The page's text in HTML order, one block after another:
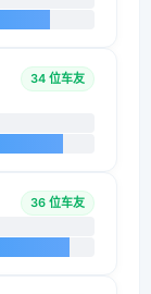
34 位车友
36 位车友